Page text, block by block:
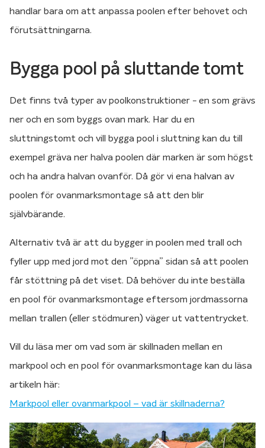
handlar bara om att anpassa poolen efter behovet och
förutsättningarna.
Bygga pool på sluttande tomt
Det finns två typer av poolkonstruktioner − en som grävs
ner och en som byggs ovan mark. Har du en
sluttningstomt och vill bygga pool i sluttning kan du till
exempel gräva ner halva poolen där marken är som högst
och ha andra halvan ovanför. Då gör vi ena halvan av
poolen för ovanmarksmontage så att den blir
självbärande.
Alternativ två är att du bygger in poolen med trall och
fyller upp med jord mot den ”öppna” sidan så att poolen
får stöttning på det viset. Då behöver du inte beställa
en pool för ovanmarksmontage eftersom jordmassorna
mellan trallen (eller stödmuren) väger ut vattentrycket.
Vill du läsa mer om vad som är skillnaden mellan en
markpool och en pool för ovanmarksmontage kan du läsa
artikeln här:
Markpool eller ovanmarkpool – vad är skillnaderna?